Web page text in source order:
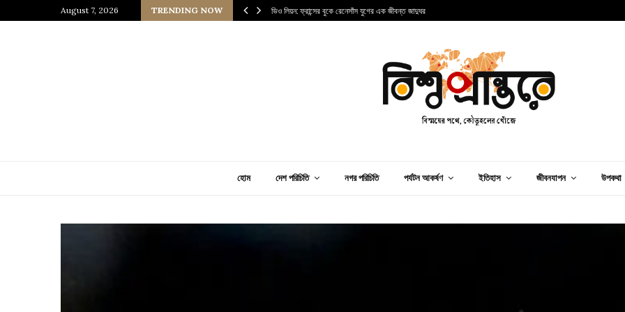
August 7, 2026 TRENDING NOW
যুগের এক জীবন্ত জাদুঘর আঙ্কারা: তুরস্কের এক অনন্য শহরের গল্প
হোম দেশ পরিচিতি নগর পরিচিতি পর্যটন আকর্ষণ ইতিহাস জীবনযাপন উপকথা